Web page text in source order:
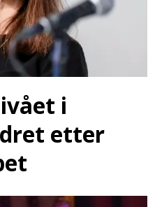
i
etter